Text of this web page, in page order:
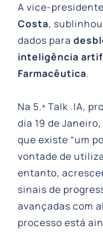
A vice-presidente
Costa,
dados para
inteligência
Farmacêutica.
Na 5.ª Talk .IA,
dia 19 de
que existe “um
vontade de
entanto,
sinais de
avançadas com
processo está